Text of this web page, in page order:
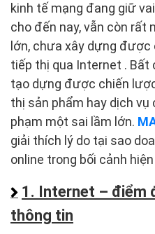
kinh tế mạng đang giữ
cho đến nay, vẫn còn rất
lớn, chưa xây dựng
tiếp thị qua Internet .
tạo dựng được chiến
thị sản phẩm hay dịch
phạm một sai lầm lớn.
giải thích lý do tại sao
online trong bối cảnh
1. Internet – điểm
thông tin